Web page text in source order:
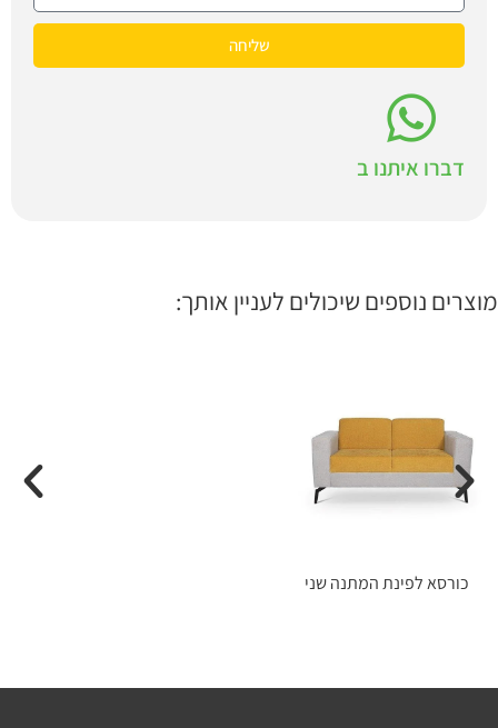
שליחה
דברו איתנו ב
מוצרים נוספים שיכולים לעניין אותך:
כורסא לפינת המתנה שני